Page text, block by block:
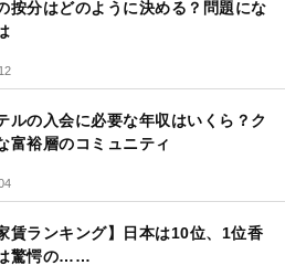
ク
按分はどのように決める？問題にな
ルの入会に必要な年収はいくら？ク
富裕層のコミュニティ
賃ランキング】日本は10位、1位香
驚愕の……